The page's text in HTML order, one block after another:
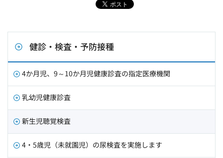
健診・検査・予防接種
4か月児、9～10か月児健康診査の指定医療機関
乳幼児健康診査
新生児聴覚検査
4・5歳児（未就園児）の尿検査を実施します